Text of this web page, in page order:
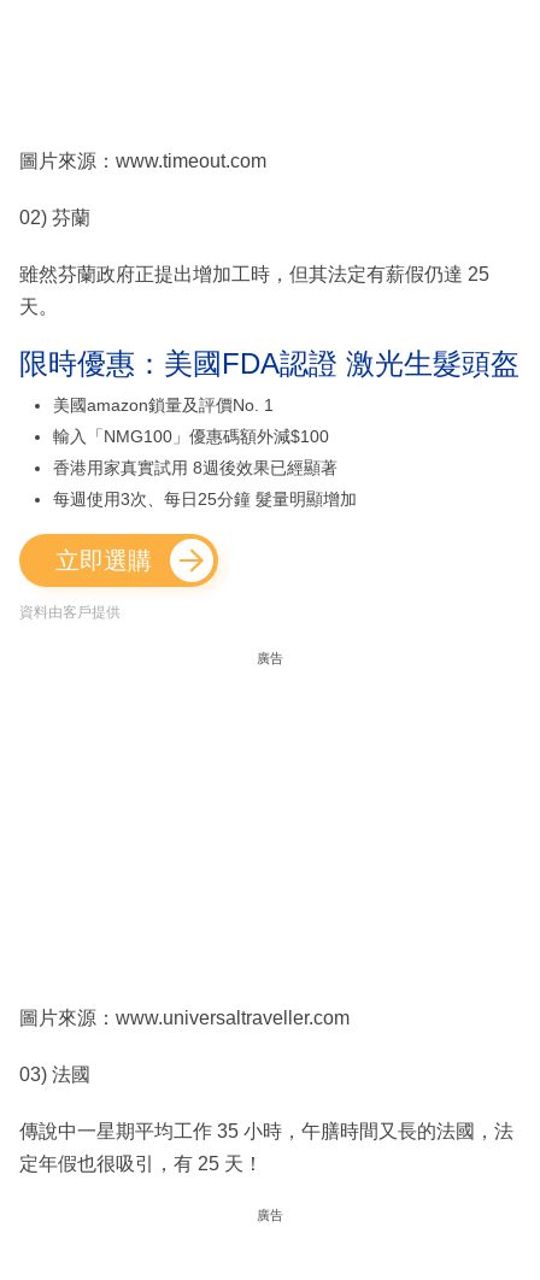
圖片來源：www.timeout.com
02) 芬蘭
雖然芬蘭政府正提出增加工時，但其法定有薪假仍達 25
天。
限時優惠：美國FDA認證 激光生髮頭盔
美國amazon鎖量及評價No. 1
輸入「NMG100」優惠碼額外減$100
香港用家真實試用 8週後效果已經顯著
每週使用3次、每日25分鐘 髮量明顯增加
立即選購
資料由客戶提供
廣告
圖片來源：www.universaltraveller.com
03) 法國
傳說中一星期平均工作 35 小時，午膳時間又長的法國，法
定年假也很吸引，有 25 天！
廣告